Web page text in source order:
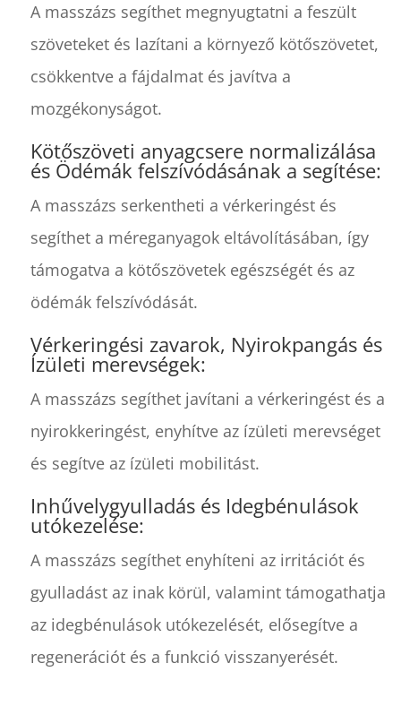
A masszázs segíthet megnyugtatni a feszült
szöveteket és lazítani a környező kötőszövetet,
csökkentve a fájdalmat és javítva a
mozgékonyságot.
Kötőszöveti anyagcsere normalizálása
és Ödémák felszívódásának a segítése:
A masszázs serkentheti a vérkeringést és
segíthet a méreganyagok eltávolításában, így
támogatva a kötőszövetek egészségét és az
ödémák felszívódását.
Vérkeringési zavarok, Nyirokpangás és
Ízületi merevségek:
A masszázs segíthet javítani a vérkeringést és a
nyirokkeringést, enyhítve az ízületi merevséget
és segítve az ízületi mobilitást.
Inhűvelygyulladás és Idegbénulások
utókezelése:
A masszázs segíthet enyhíteni az irritációt és
gyulladást az inak körül, valamint támogathatja
az idegbénulások utókezelését, elősegítve a
regenerációt és a funkció visszanyerését.